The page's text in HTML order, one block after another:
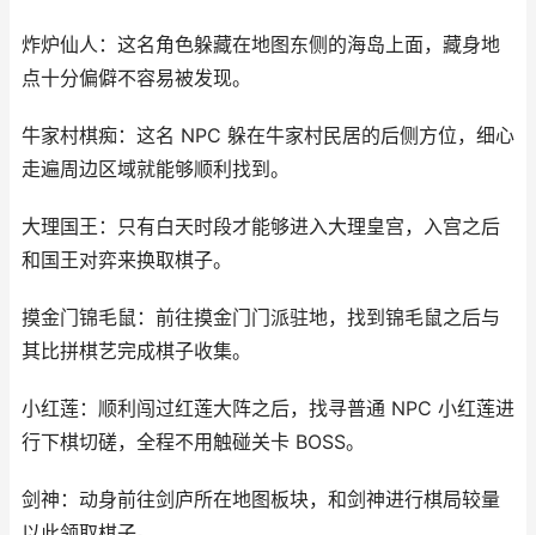
炸炉仙人：这名角色躲藏在地图东侧的海岛上面，藏身地
点十分偏僻不容易被发现。
牛家村棋痴：这名 NPC 躲在牛家村民居的后侧方位，细心
走遍周边区域就能够顺利找到。
大理国王：只有白天时段才能够进入大理皇宫，入宫之后
和国王对弈来换取棋子。
摸金门锦毛鼠：前往摸金门门派驻地，找到锦毛鼠之后与
其比拼棋艺完成棋子收集。
小红莲：顺利闯过红莲大阵之后，找寻普通 NPC 小红莲进
行下棋切磋，全程不用触碰关卡 BOSS。
剑神：动身前往剑庐所在地图板块，和剑神进行棋局较量